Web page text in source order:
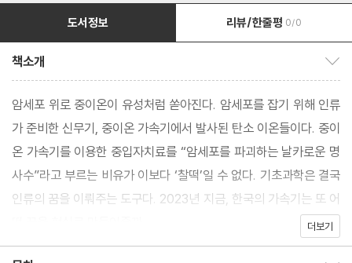
도서정보 리뷰/한줄평 0/0
책소개
암세포 위로 중이온이 유성처럼 쏟아진다. 암세포를 잡기 위해 인류
가 준비한 신무기, 중이온 가속기에서 발사된 탄소 이온들이다. 중이
온 가속기를 이용한 중입자치료를 “암세포를 파괴하는 날카로운 명
사수”라고 부르는 비유가 이보다 ‘찰떡’일 수 없다. 기초과학은 결국
인류의 꿈을 이뤄주는 도구다. 2023년 지금, 한국의 가속기는 또 어
더보기